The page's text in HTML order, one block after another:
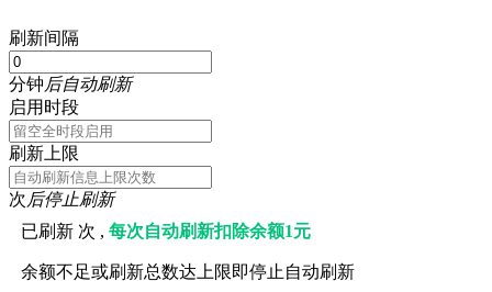
刷新间隔
分钟后自动刷新
启用时段
刷新上限
次后停止刷新
已刷新 次 ,每次自动刷新扣除余额1元
余额不足或刷新总数达上限即停止自动刷新